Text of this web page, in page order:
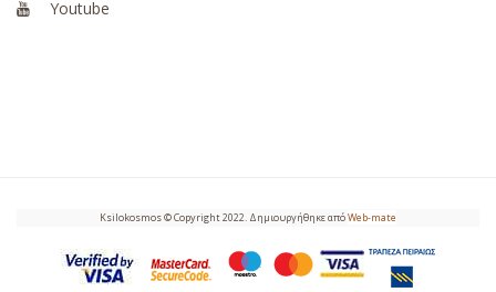
Youtube
Ksilokosmos © Copyright 2022. Δημιουργήθηκε απόWeb-mate